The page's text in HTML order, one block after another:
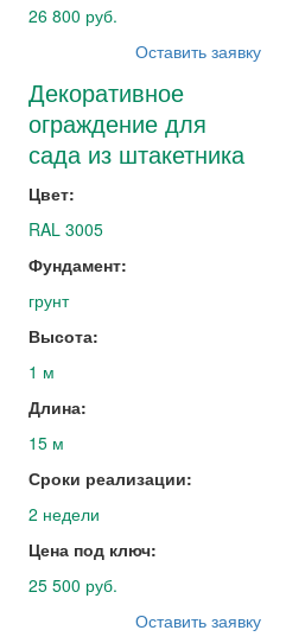
26 800 руб.
Оставить заявку
Декоративное
ограждение для
сада из штакетника
Цвет:
RAL 3005
Фундамент:
грунт
Высота:
1 м
Длина:
15 м
Сроки реализации:
2 недели
Цена под ключ:
25 500 руб.
Оставить заявку